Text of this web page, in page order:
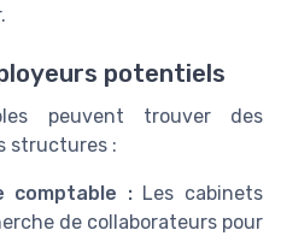
potentiels
peuvent trouver des
structures :
comptable :Les cabinets
de collaborateurs pour